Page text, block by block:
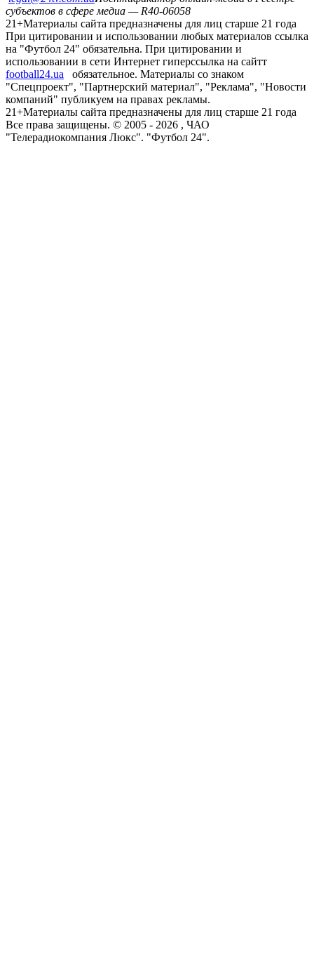
субъектов в сфере медиа — R40-06058
21+Материалы сайта предназначены для лиц старше 21 года
При цитировании и использовании любых материалов ссылка
на "Футбол 24" обязательна. При цитировании и
использовании в сети Интернет гиперссылка на сайтт
football24.ua
обязательное. Материалы со знаком
"Спецпроект", "Партнерский материал", "Реклама", "Новости
компаний" публикуем на правах рекламы.
21+Материалы сайта предназначены для лиц старше 21 года
Все права защищены. © 2005 - 2026 , ЧАО
"Телерадиокомпания Люкс". "Футбол 24".